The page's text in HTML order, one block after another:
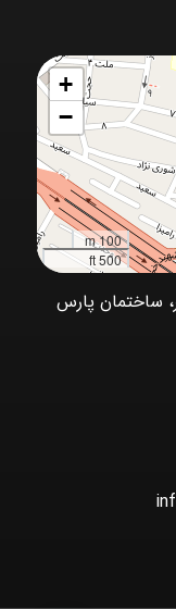
+
−
100 m
500 ft
ساختمان پارس